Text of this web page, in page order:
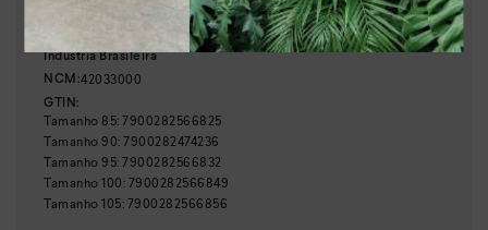
Nome
Email
Indústria Brasileira
NCM:42033000
GTIN:
Tamanho 85:7900282566825
Tamanho90:7900282474236
Tamanho95:7900282566832
Tamanho100:7900282566849
Tamanho105:7900282566856